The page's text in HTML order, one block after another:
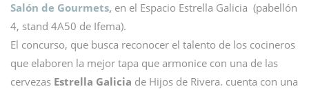
Salón de Gourmets, en el Espacio Estrella Galicia (pabellón
4, stand 4A50 de Ifema).
El concurso, que busca reconocer el talento de los cocineros
que elaboren la mejor tapa que armonice con una de las
cervezas Estrella Galicia de Hijos de Rivera. cuenta con una